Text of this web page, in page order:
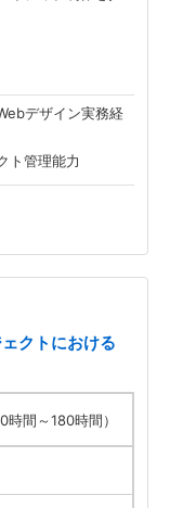
デザイン実務経
ト管理能力
クトにおける
時間～180時間）